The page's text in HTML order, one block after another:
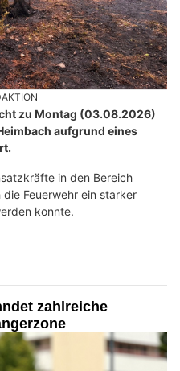
zu Montag (03.08.2026)
aufgrund eines
in den Bereich
Feuerwehr ein starker
konnte.
zahlreiche